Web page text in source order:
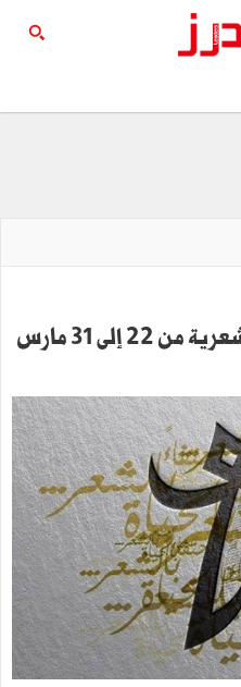
الدّورة الأولى لأيّام قرطاج الشعرية من 22 إلى 31 مارس